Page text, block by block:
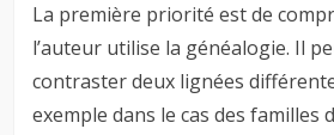
La première priorité est de
l’auteur utilise la généalogie. Il
contraster deux lignées
exemple dans le cas des familles